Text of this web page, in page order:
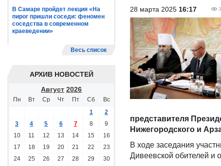
В Самаре пройдет лекция «На
пирог пришли соседи: феномен
соседства в современном
краеведении»
Весь список
АРХИВ НОВОСТЕЙ
Август 2026
Пн Вт Ср Чт Пт Сб
Вс
1
2
3
4 5 6 7 8
9
10
11 12 13 14 15
16
17
18 19 20 21 22
23
24
25 26 27 28 29
30
28 марта 2025 16:17
представителя
Нижегородского и
В ходе заседания
Дивеевской обителей и